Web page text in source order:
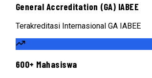
General Accreditation (GA) IABEE
Terakreditasi Internasional GA IABEE
600+ Mahasiswa